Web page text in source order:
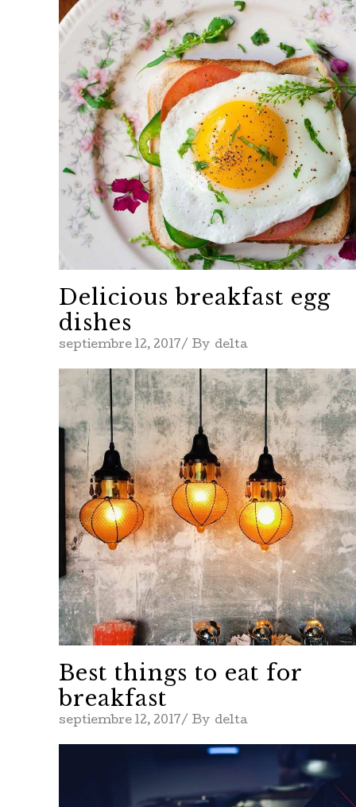
Delicious breakfast egg
dishes
septiembre 12, 2017 By delta
Best things to eat for
breakfast
septiembre 12, 2017 By delta